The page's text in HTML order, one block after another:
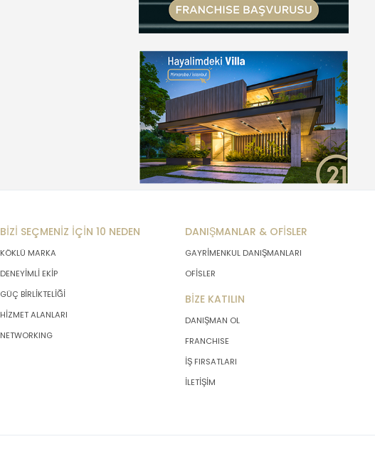
BİZİ SEÇMENİZ İÇİN 10 NEDEN
KÖKLÜ MARKA
DENEYİMLİ EKİP
GÜÇ BİRLİKTELİĞİ
HİZMET ALANLARI
NETWORKING
DANIŞMANLAR & OFİSLER
GAYRİMENKUL DANIŞMANLARI
OFİSLER
BİZE KATILIN
DANIŞMAN OL
FRANCHISE
İŞ FIRSATLARI
İLETİŞİM